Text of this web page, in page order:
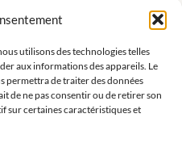
utilisons des technologies telles
aux informations des appareils. Le
permettra de traiter des données
de ne pas consentir ou de retirer son
sur certaines caractéristiques et